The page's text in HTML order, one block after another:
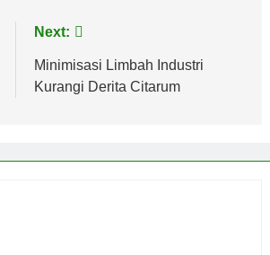
Next:
Minimisasi Limbah Industri
Kurangi Derita Citarum